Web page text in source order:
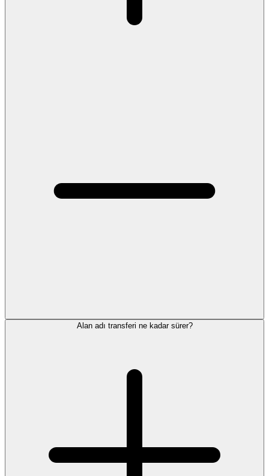
Alan adı transferi ne kadar sürer?